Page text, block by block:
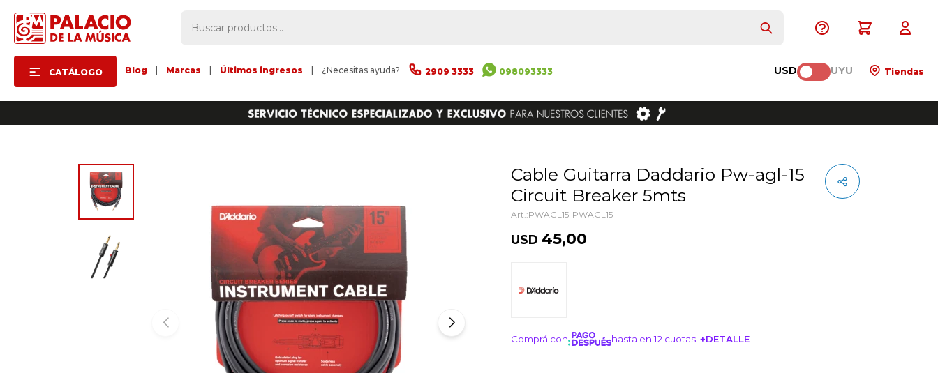
CATÁLOGO Blog Marcas Últimos ingresos ¿Necesitas ayuda? 2909 3333 098093333 USD UYU Tiendas
Cable Guitarra Daddario Pw-agl-15
Circuit Breaker 5mts
PWAGL15-PWAGL15
USD 45,00
Comprá con hasta en 12 cuotas +DETALLE